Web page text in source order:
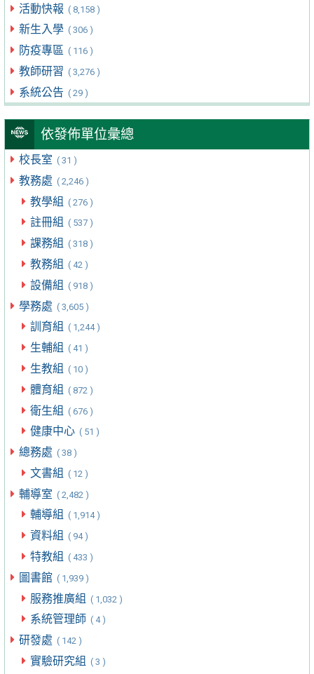
活動快報 ( 8,158 )
新生入學 ( 306 )
防疫專區 ( 116 )
教師研習 ( 3,276 )
系統公告 ( 29 )
依發佈單位彙總
校長室 ( 31 )
教務處 ( 2,246 )
教學組 ( 276 )
註冊組 ( 537 )
課務組 ( 318 )
教務組 ( 42 )
設備組 ( 918 )
學務處 ( 3,605 )
訓育組 ( 1,244 )
生輔組 ( 41 )
生教組 ( 10 )
體育組 ( 872 )
衛生組 ( 676 )
健康中心 ( 51 )
總務處 ( 38 )
文書組 ( 12 )
輔導室 ( 2,482 )
輔導組 ( 1,914 )
資料組 ( 94 )
特教組 ( 433 )
圖書館 ( 1,939 )
服務推廣組 ( 1,032 )
系統管理師 ( 4 )
研發處 ( 142 )
實驗研究組 ( 3 )